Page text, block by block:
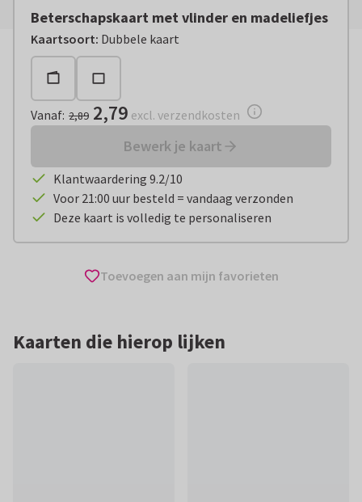
Beterschapskaart met vlinder en madeliefjes
Kaartsoort: Dubbele kaart
Vanaf:€ 2,79 excl. verzendkosten
Vanaf: 2,89 2,79 excl. verzendkosten
Bewerk je kaart
Klantwaardering 9.2/10
Voor 21:00 uur besteld = vandaag verzonden
Deze kaart is volledig te personaliseren
Toevoegen aan mijn favorieten
Kaarten die hierop lijken